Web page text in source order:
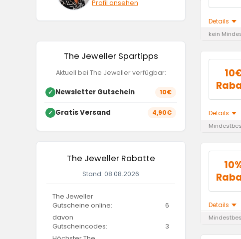
Profil ansehen
Details
kein
Details
Details
The Jeweller Spartipps
Aktuell bei The Jeweller verfügbar:
✓ Newsletter Gutschein 10€
✓ Gratis Versand 4,90€
The Jeweller Rabatte
Stand: 08.08.2026
The Jeweller
Gutscheine online:
6
davon
Gutscheincodes:
3